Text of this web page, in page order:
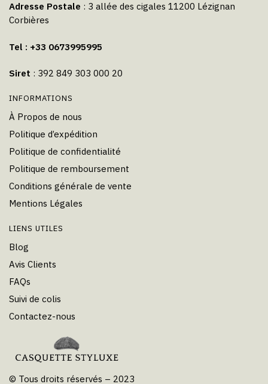
Adresse Postale : 3 allée des cigales 11200 Lézignan
Corbières
Tel : +33 0673995995
Siret : 392 849 303 000 20
INFORMATIONS
À Propos de nous
Politique d’expédition
Politique de confidentialité
Politique de remboursement
Conditions générale de vente
Mentions Légales
LIENS UTILES
Blog
Avis Clients
FAQs
Suivi de colis
Contactez-nous
© Tous droits réservés – 2023